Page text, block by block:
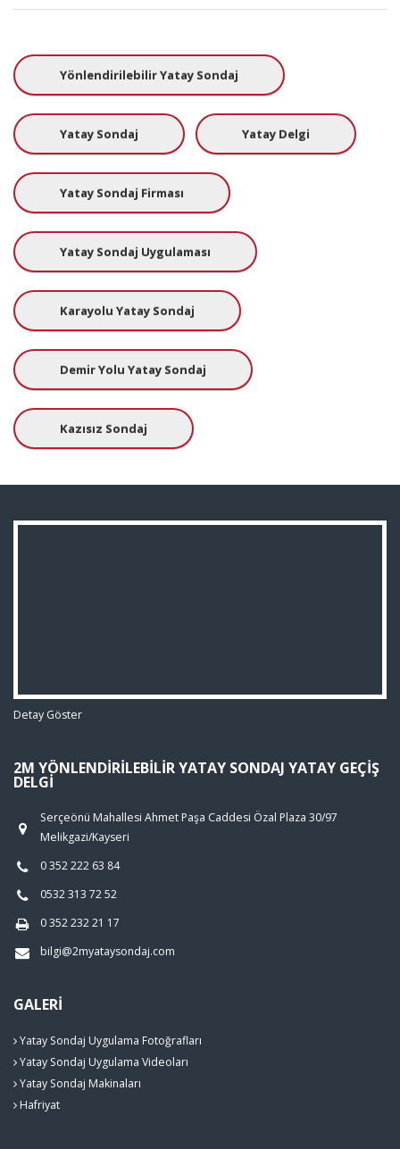
Yönlendirilebilir Yatay Sondaj
Yatay Sondaj Yatay Delgi
Yatay Sondaj Firması
Yatay Sondaj Uygulaması
Karayolu Yatay Sondaj
Demir Yolu Yatay Sondaj
Kazısız Sondaj
Detay Göster
2M YÖNLENDIRILEBILIR YATAY SONDAJ YATAY GEÇIŞ
DELGI
Serçeönü Mahallesi Ahmet Paşa Caddesi Özal Plaza 30/97
Melikgazi/Kayseri
0 352 222 63 84
0532 313 72 52
0 352 232 21 17
bilgi@2myataysondaj.com
GALERI
Yatay Sondaj Uygulama Fotoğrafları
Yatay Sondaj Uygulama Videoları
Yatay Sondaj Makinaları
Hafriyat